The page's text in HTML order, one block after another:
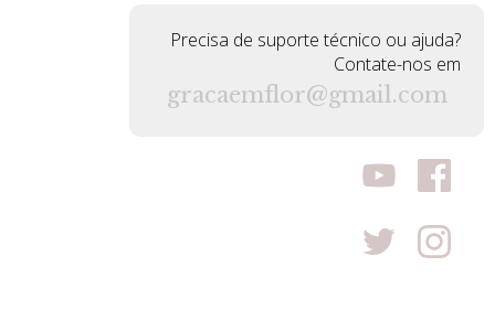
Precisa de suporte técnico ou ajuda?
Contate-nos em
gracaemflor@gmail.com